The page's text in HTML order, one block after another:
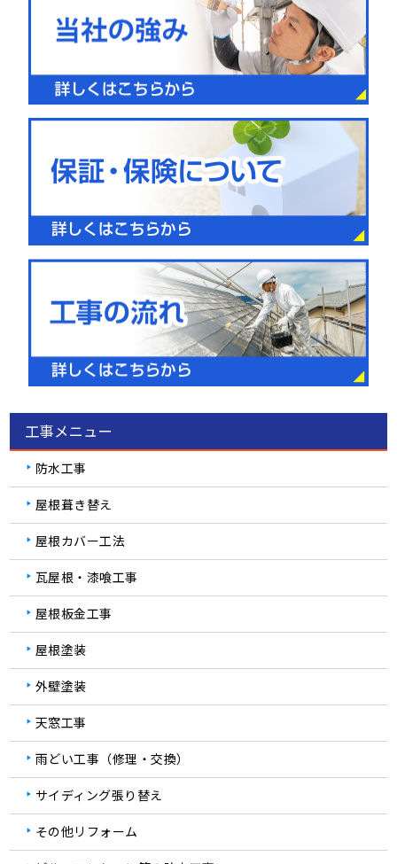
工事メニュー
防水工事
屋根葺き替え
屋根カバー工法
瓦屋根・漆喰工事
屋根板金工事
屋根塗装
外壁塗装
天窓工事
雨どい工事（修理・交換）
サイディング張り替え
その他リフォーム